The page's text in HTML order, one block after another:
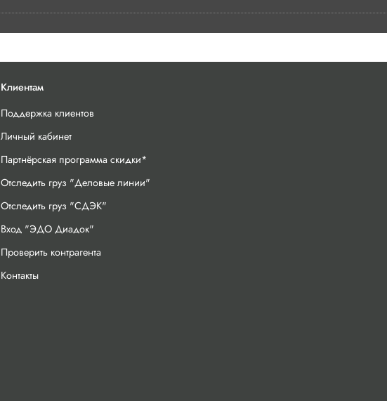
Клиентам
Поддержка клиентов
Личный кабинет
Партнёрская программа скидки*
Отследить груз "Деловые линии"
Отследить груз "СДЭК"
Вход "ЭДО Диадок"
Проверить контрагента
Контакты